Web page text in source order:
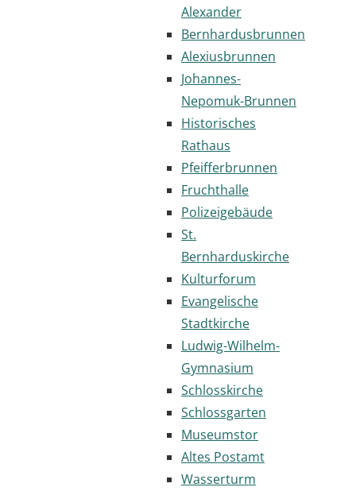
Alexander
Bernhardusbrunnen
Alexiusbrunnen
Johannes-
Nepomuk-Brunnen
Historisches
Rathaus
Pfeifferbrunnen
Fruchthalle
Polizeigebäude
St.
Bernharduskirche
Kulturforum
Evangelische
Stadtkirche
Ludwig-Wilhelm-
Gymnasium
Schlosskirche
Schlossgarten
Museumstor
Altes Postamt
Wasserturm